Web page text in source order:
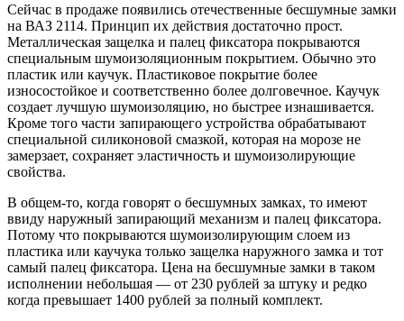
Сейчас в продаже появились отечественные бесшумные замки
на ВАЗ 2114. Принцип их действия достаточно прост.
Металлическая защелка и палец фиксатора покрываются
специальным шумоизоляционным покрытием. Обычно это
пластик или каучук. Пластиковое покрытие более
износостойкое и соответственно более долговечное. Каучук
создает лучшую шумоизоляцию, но быстрее изнашивается.
Кроме того части запирающего устройства обрабатывают
специальной силиконовой смазкой, которая на морозе не
замерзает, сохраняет эластичность и шумоизолирующие
свойства.
В общем-то, когда говорят о бесшумных замках, то имеют
ввиду наружный запирающий механизм и палец фиксатора.
Потому что покрываются шумоизолирующим слоем из
пластика или каучука только защелка наружного замка и тот
самый палец фиксатора. Цена на бесшумные замки в таком
исполнении небольшая — от 230 рублей за штуку и редко
когда превышает 1400 рублей за полный комплект.